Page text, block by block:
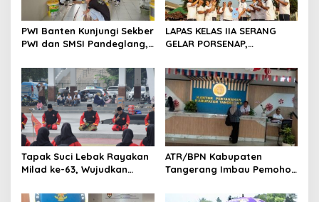
s
PWI Banten Kunjungi Sekber
PWI dan SMSI Pandeglang,
Konferensi Organisasi
LAPAS KELAS IIA SERANG
GELAR PORSENAP,
DAN KEBERSAMAAN
Tapak Suci Lebak Rayakan
Milad ke-63, Wujudkan
Menuju Kancah Dunia
ATR/BPN Kabupaten
Tangerang Imbau Pemohon
Berkas Mandek